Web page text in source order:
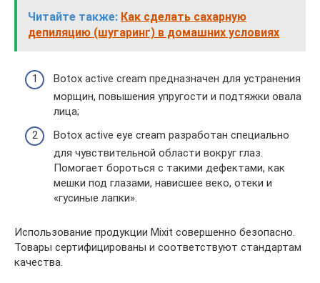
Читайте также: Как сделать сахарную
депиляцию (шугаринг) в домашних условиях
Botox active cream предназначен для устранения
морщин, повышения упругости и подтяжки овала
лица;
Botox active eye cream разработан специально
для чувствительной области вокруг глаз.
Помогает бороться с такими дефектами, как
мешки под глазами, нависшее веко, отеки и
«гусиные лапки».
Использование продукции Mixit совершенно безопасно.
Товары сертифицированы и соответствуют стандартам
качества.